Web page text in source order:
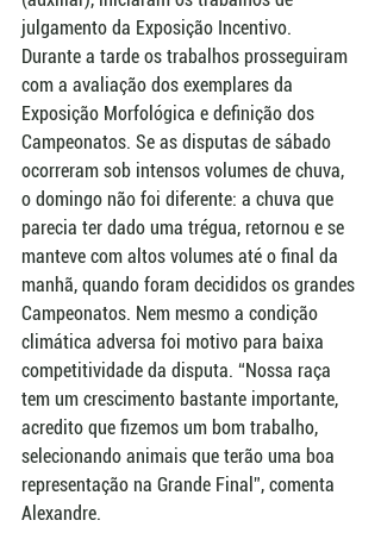
julgamento da Exposição Incentivo.
Durante a tarde os trabalhos prosseguiram
com a avaliação dos exemplares da
Exposição Morfológica e definição dos
Campeonatos. Se as disputas de sábado
ocorreram sob intensos volumes de chuva,
o domingo não foi diferente: a chuva que
parecia ter dado uma trégua, retornou e se
manteve com altos volumes até o final da
manhã, quando foram decididos os grandes
Campeonatos. Nem mesmo a condição
climática adversa foi motivo para baixa
competitividade da disputa. “Nossa raça
tem um crescimento bastante importante,
acredito que fizemos um bom trabalho,
selecionando animais que terão uma boa
representação na Grande Final”, comenta
Alexandre.